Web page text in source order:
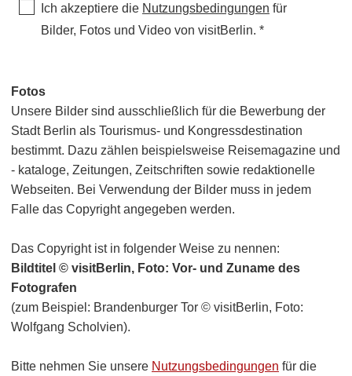
Ich akzeptiere die Nutzungsbedingungen für
Bilder, Fotos und Video von visitBerlin.
Fotos
Unsere Bilder sind ausschließlich für die Bewerbung der
Stadt Berlin als Tourismus- und Kongressdestination
bestimmt. Dazu zählen beispielsweise Reisemagazine und
- kataloge, Zeitungen, Zeitschriften sowie redaktionelle
Webseiten. Bei Verwendung der Bilder muss in jedem
Falle das Copyright angegeben werden.
Das Copyright ist in folgender Weise zu nennen:
Bildtitel © visitBerlin, Foto: Vor- und Zuname des
Fotografen
(zum Beispiel: Brandenburger Tor © visitBerlin, Foto:
Wolfgang Scholvien).
Bitte nehmen Sie unsere Nutzungsbedingungen für die